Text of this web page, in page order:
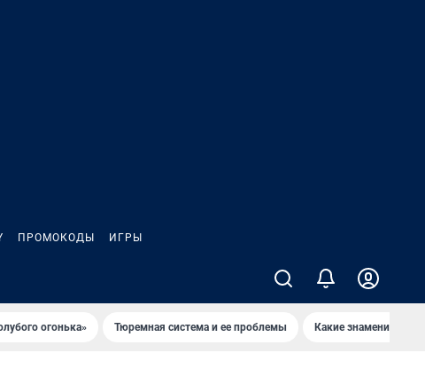
ПРОМОКОДЫ ИГРЫ
огонька» Тюремная система и ее проблемы Какие знаменитости